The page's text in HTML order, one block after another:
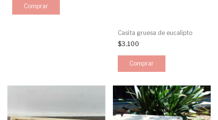
Casita gruesa de eucalipto
$3.100